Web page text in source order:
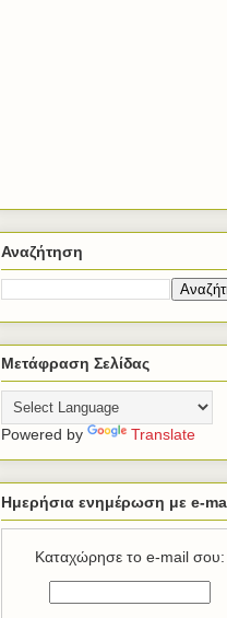
Αναζήτηση
Μετάφραση Σελίδας
Powered by Translate
Ημερήσια ενημέρωση με e-
Καταχώρησε το e-mail σου: